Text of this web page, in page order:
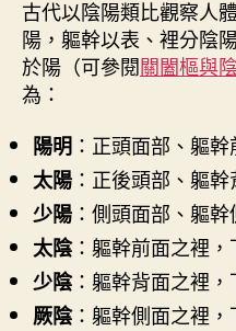
古代以陰陽類比觀察人
陽，軀幹以表、裡分陰
於陽（可參閱關闔樞與
為：
陽明 ：正頭面部、軀
太陽 ：正後頭部、軀
少陽 ：側頭面部、軀
太陰：軀幹前面之裡
少陰：軀幹背面之裡
厥陰：軀幹側面之裡